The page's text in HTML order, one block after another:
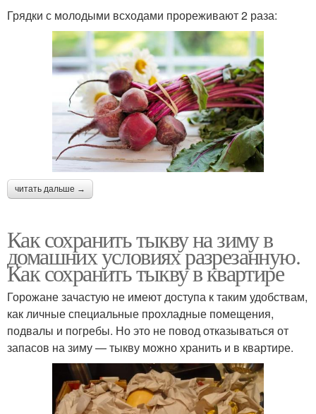
Грядки с молодыми всходами прореживают 2 раза:
читать дальше →
Как сохранить тыкву на зиму в
домашних условиях разрезанную.
Как сохранить тыкву в квартире
Горожане зачастую не имеют доступа к таким удобствам,
как личные специальные прохладные помещения,
подвалы и погребы. Но это не повод отказываться от
запасов на зиму — тыкву можно хранить и в квартире.